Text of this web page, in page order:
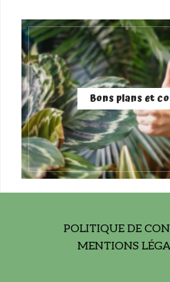
Bons plans et
POLITIQUE DE
MENTIONS